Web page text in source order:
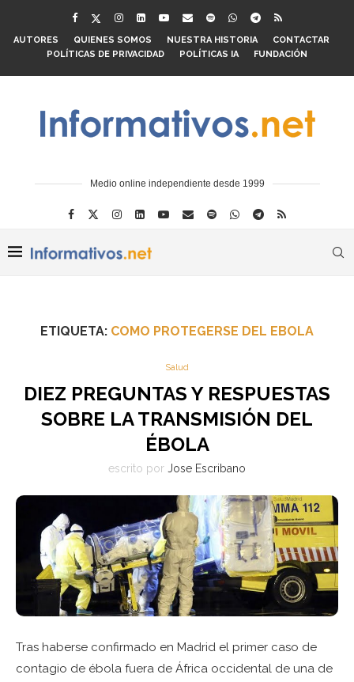
AUTORES QUIENES SOMOS NUESTRA HISTORIA
CONTACTAR
POLÍTICAS DE PRIVACIDAD
POLÍTICAS IA FUNDACIÓN
Medio online independiente desde 1999
ETIQUETA: COMO PROTEGERSE DEL EBOLA
Salud
DIEZ PREGUNTAS Y RESPUESTAS
SOBRE LA TRANSMISIÓN DEL
ÉBOLA
escrito por Jose Escribano
Tras haberse confirmado en Madrid el primer caso de
contagio de ébola fuera de África occidental de una de